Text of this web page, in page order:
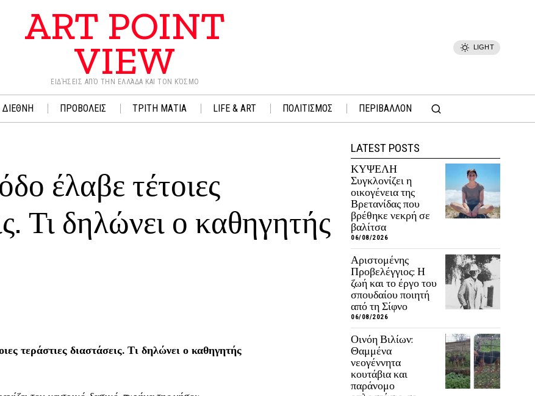
ART POINT
VIEW
ΕΙΔΉΣΕΙΣ ΑΠΌ ΤΗΝ ΕΛΛΆΔΑ ΚΑΙ ΤΟΝ ΚΌΣΜΟ
LIGHT
ΔΙΕΘΝΗ ΠΡΟΒΟΛΕΙΣ ΤΡΙΤΗ ΜΑΤΙΑ LIFE & ART ΠΟΛΙΤΙΣΜΟΣ ΠΕΡΙΒΑΛΛΟΝ
έλαβε τέτοιες
Τι δηλώνει ο καθηγητής
τεράστιες διαστάσεις. Τι δηλώνει ο καθηγητής
LATEST POSTS
ΚΥΨΕΛΗ
Συγκλονίζει η
οικογένεια της
Βρετανίδας που
βρέθηκε νεκρή σε
βαλίτσα
06/08/2026
Αριστομένης
Προβελέγγιος: Η
ζωή και το έργο του
σπουδαίου ποιητή
από τη Σίφνο
06/08/2026
Οινόη Βιλίων:
Θαμμένα
νεογέννητα
κουτάβια και
παράνομο